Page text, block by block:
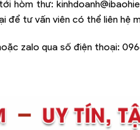
hòm thư:
để tư vấn viên có thể liên hệ
zalo qua số điện thoại: